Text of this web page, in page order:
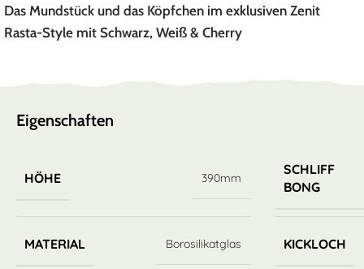
Das Mundstück und das Köpfchen im exklusiven Zenit
Rasta-Style mit Schwarz, Weiß & Cherry
Eigenschaften
HÖHE 390mm
SCHLIFF
BONG
MATERIAL Borosilikatglas KICKLOCH